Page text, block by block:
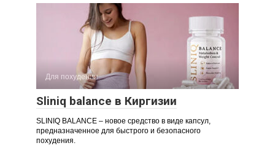
Для похудения
Sliniq balance в Киргизии
SLINIQ BALANCE – новое средство в виде капсул,
предназначенное для быстрого и безопасного
похудения.